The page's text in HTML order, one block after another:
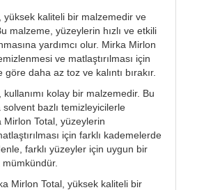
yüksek kaliteli bir malzemedir ve
malzeme, yüzeylerin hızlı ve etkili
yardımcı olur. Mirka Mirlon
ve matlaştırılması için
daha az toz ve kalıntı bırakır.
kolay bir malzemedir. Bu
bazlı temizleyicilerle
Mirlon Total, yüzeylerin
için farklı kademelerde
farklı yüzeyler için uygun bir
Mirlon Total, yüksek kaliteli bir